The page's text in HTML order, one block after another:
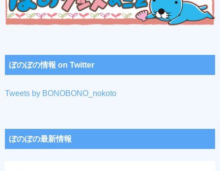
ぼのぼの情報 on Twitter
Tweets by BONOBONO_nokoto
ぼのぼの最新情報